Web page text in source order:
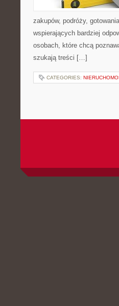
zakupów, podróży,
wspierających bardziej
osobach, które chcą
szukają treści […]
CATEGORIES: